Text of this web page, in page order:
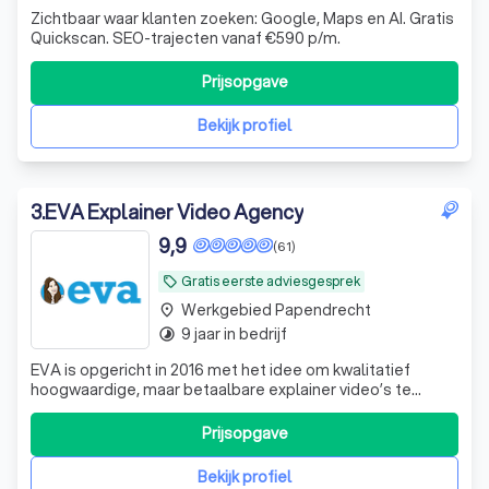
Zichtbaar waar klanten zoeken: Google, Maps en AI. Gratis
Quickscan. SEO-trajecten vanaf €590 p/m.
Bekijk profiel
Prijsopgave
3.EVA Explainer Video Agency
local_offer Gratis eerste adviesgesprek
(61)
9,9
EVA is opgericht in 2016 met het idee om kwalitatief
hoogwaardige, maar betaalbare explainer video’s te
maken in een ‘niet zo betaalbare’ explainer video markt.
Dit idee sloeg aan en inmiddels bestaat ons team uit 11
enthousiaste collega’s. Waaronder 3 projectmanagers en
5 animatoren en een ervarenBekijk profiel
Prijsopgave
place Werkgebied Papendrecht
timelapse 9 jaar in bedrijf